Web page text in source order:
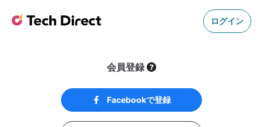
ログイン
会員登録
Facebookで登録